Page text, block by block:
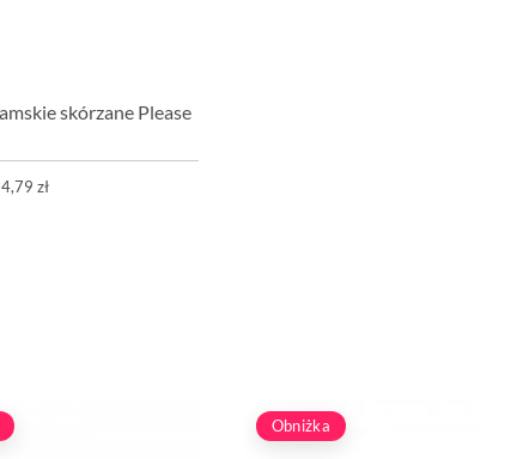
skórzane Please
zł
Obniżka